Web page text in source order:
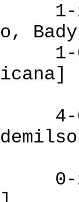
1-
0
2